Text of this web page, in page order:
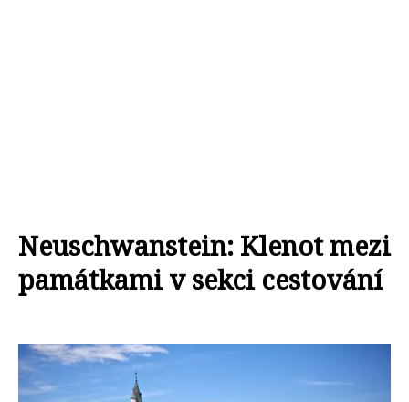
Neuschwanstein: Klenot mezi
památkami v sekci cestování